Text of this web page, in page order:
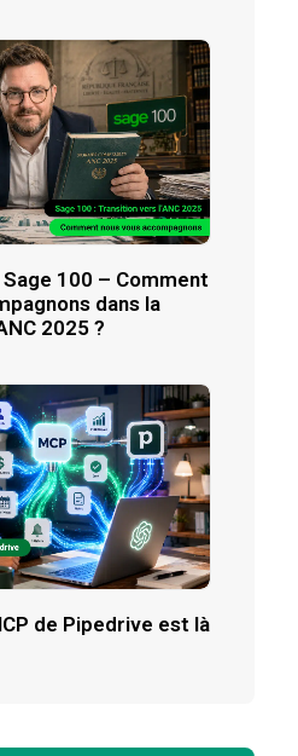
Sage 100 – Comment
dans la
2025 ?
de Pipedrive est là